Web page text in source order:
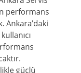
performans
Ankara’daki
güçlü